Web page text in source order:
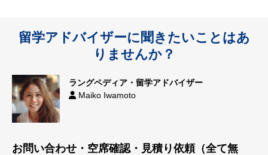
留学アドバイザーに聞きたいことはあ
りませんか？
ラングペディア・留学アドバイザー
Maiko Iwamoto
お問い合わせ・空席確認・見積り依頼（全て無